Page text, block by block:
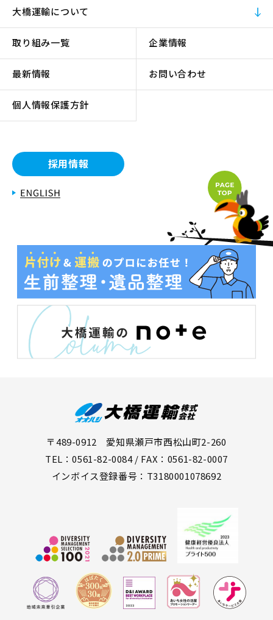
大橋運輸について
取り組み一覧 企業情報
最新情報 お問い合わせ
個人情報保護方針
採用情報
〒489-0912 愛知県瀬戸市西松山町2-260
TEL：0561-82-0084 / FAX：0561-82-0007
インボイス登録番号：T3180001078692